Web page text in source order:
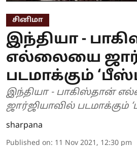
சினிமா
இந்தியா -
எல்லையை
படமாக்கும்
இந்தியா - பாகிஸ்தான்
ஜார்ஜியாவில் படமாக்கும்
sharpana
Published on: 11 Nov 2021, 12:30 pm